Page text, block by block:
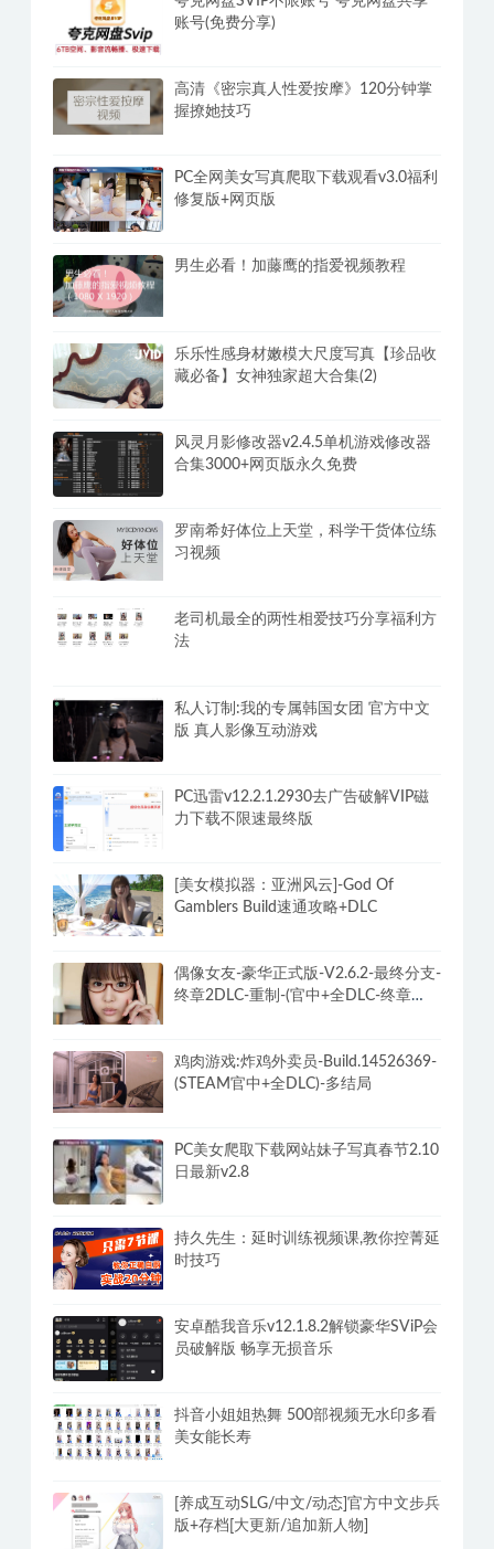
账号(免费分享)
高清《密宗真人性爱按摩》120分钟掌
握撩她技巧
PC全网美女写真爬取下载观看v3.0福利
修复版+网页版
男生必看！加藤鹰的指爱视频教程
乐乐性感身材嫩模大尺度写真【珍品收
藏必备】女神独家超大合集(2)
风灵月影修改器v2.4.5单机游戏修改器
合集3000+网页版永久免费
罗南希好体位上天堂，科学干货体位练
习视频
老司机最全的两性相爱技巧分享福利方
法
私人订制:我的专属韩国女团 官方中文
版 真人影像互动游戏
PC迅雷v12.2.1.2930去广告破解VIP磁
力下载不限速最终版
[美女模拟器：亚洲风云]-God Of
Gamblers Build速通攻略+DLC
偶像女友-豪华正式版-V2.6.2-最终分支-
终章2DLC-重制-(官中+全DLC-终章
鸡肉游戏:炸鸡外卖员-Build.14526369-
(STEAM官中+全DLC)-多结局
PC美女爬取下载网站妹子写真春节2.10
日最新v2.8
持久先生：延时训练视频课,教你控菁延
时技巧
安卓酷我音乐v12.1.8.2解锁豪华SViP会
员破解版 畅享无损音乐
抖音小姐姐热舞 500部视频无水印多看
美女能长寿
[养成互动SLG/中文/动态]官方中文步兵
版+存档[大更新/追加新人物]